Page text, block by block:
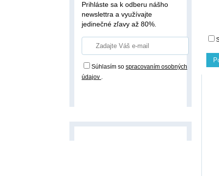
Prihláste sa k odberu nášho
newslettra a využívajte
jedinečné zľavy až 80%.
Súhlasím so spracovaním osobných
údajov .